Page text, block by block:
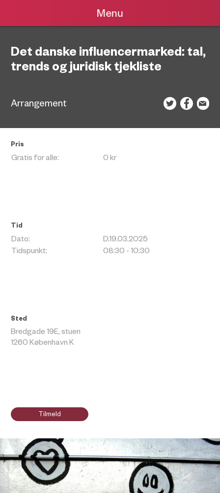
Det danske influencermarked: tal,
trends og juridisk tjekliste
Arrangement
Pris
Gratis for alle: 0 kr
Tid
Dato:
D.19.03.2025
Tidspunkt:
08:30 - 10:30
Sted
Bredgade 19E, stuen
1260 København K
Tilmeld
Menu